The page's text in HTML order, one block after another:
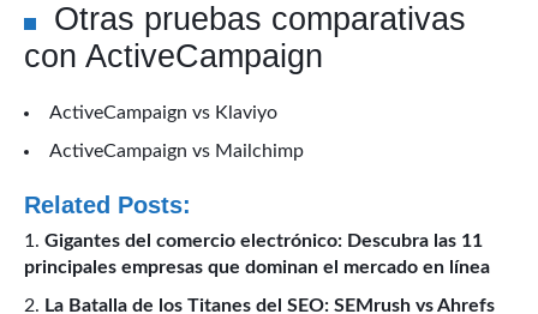
Otras pruebas comparativas
con ActiveCampaign
ActiveCampaign vs Klaviyo
ActiveCampaign vs Mailchimp
Related Posts:
Gigantes del comercio electrónico: Descubra las 11
principales empresas que dominan el mercado en línea
La Batalla de los Titanes del SEO: SEMrush vs Ahrefs